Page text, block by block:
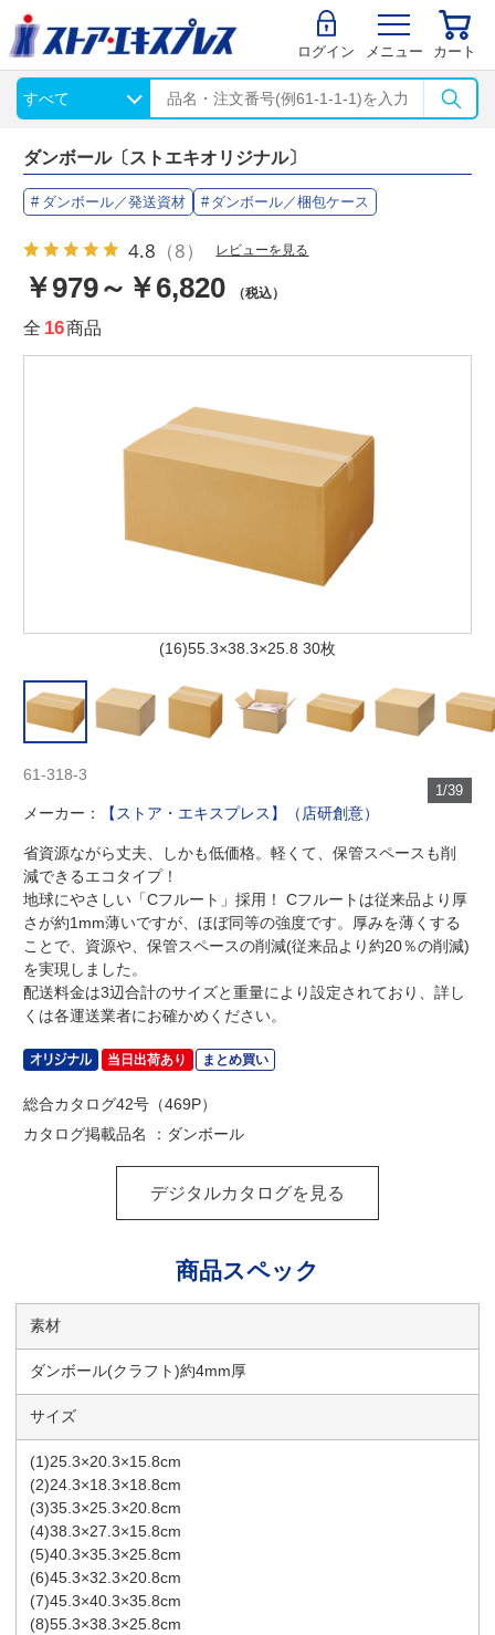
ログイン メニュー カート
ダンボール〔ストエキオリジナル〕
ダンボール／発送資材 ダンボール／梱包ケース
4.8 （8） レビューを見る
￥979～￥6,820 （税込）
全 16商品
(16)55.3×38.3×25.8 30枚
1/39
61-318-3
メーカー： 【ストア・エキスプレス】（店研創意）
省資源ながら丈夫、しかも低価格。軽くて、保管スペースも削
減できるエコタイプ！
地球にやさしい「Cフルート」採用！ Cフルートは従来品より厚
さが約1mm薄いですが、ほぼ同等の強度です。厚みを薄くする
ことで、資源や、保管スペースの削減(従来品より約20％の削減)
を実現しました。
配送料金は3辺合計のサイズと重量により設定されており、詳し
くは各運送業者にお確かめください。
当日出荷あり まとめ買い
総合カタログ42号（469P）
カタログ掲載品名 ：ダンボール
デジタルカタログを見る
商品スペック
素材
ダンボール(クラフト)約4mm厚
サイズ
(1)25.3×20.3×15.8cm
(2)24.3×18.3×18.8cm
(3)35.3×25.3×20.8cm
(4)38.3×27.3×15.8cm
(5)40.3×35.3×25.8cm
(6)45.3×32.3×20.8cm
(7)45.3×40.3×35.8cm
(8)55.3×38.3×25.8cm